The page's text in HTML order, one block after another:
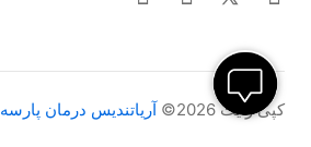
کپی رایت 2026© آریاتندیس درمان پارسه